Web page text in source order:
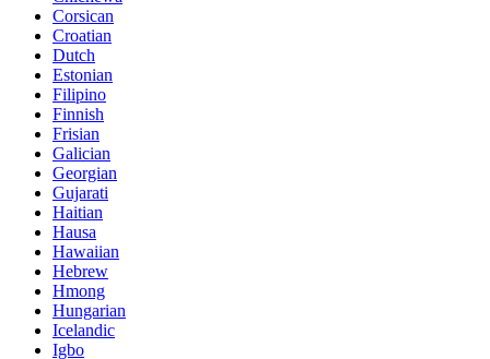
Corsican
Croatian
Dutch
Estonian
Filipino
Finnish
Frisian
Galician
Georgian
Gujarati
Haitian
Hausa
Hawaiian
Hebrew
Hmong
Hungarian
Icelandic
Igbo